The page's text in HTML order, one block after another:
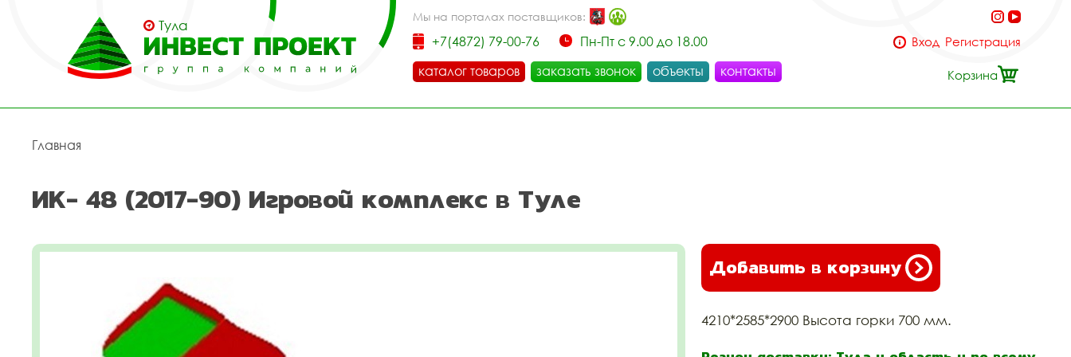
Тула
Мы на порталах поставщиков:
+7(4872) 79-00-76
Пн-Пт с 9.00 до 18.00
каталог товаров
заказать звонок объекты контакты
Вход Регистрация
Корзина
Главная
ИК- 48 (2017-90) Игровой комплекс в Туле
Добавить в корзину
4210*2585*2900 Высота горки 700 мм.